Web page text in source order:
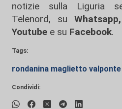
notizie sulla Liguria
Telenord, su
Whatsapp,
Youtube e su Facebook.
Tags:
rondanina maglietto valponte
Condividi: